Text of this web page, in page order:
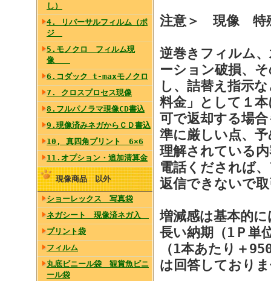
し）
4. リバーサルフィルム（ポ
ジ
5.モノクロ フィルム現
像
6.コダック t-maxモノクロ
7. クロスプロセス現像
8.フルパノラマ現像CD書込
9.現像済みネガからＣＤ書込
10, 真四角プリント 6×6
11.オプション・追加清算金
現像商品 以外
ショーレックス 写真袋
ネガシート 現像済ネガ入
プリント袋
フィルム
丸底ビニール袋 観賞魚ビニ
ール袋
注意＞ 現像 特
逆巻きフィルム
ーション破損、
し、詰替え指示
料金」として１
可で返却する場
準に厳しい点、
理解されている
電話くだされば
返信できないで
増減感は基本的
長い納期（1Ｐ単
（1本あたり＋
は回答しており